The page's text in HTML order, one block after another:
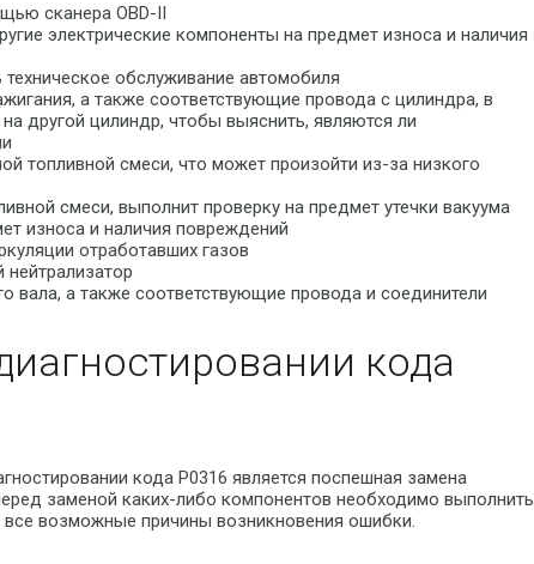
сканера OBD-II
электрические компоненты на предмет износа и наличия
обслуживание автомобиля
а также соответствующие провода с цилиндра, в
другой цилиндр, чтобы выяснить, являются ли
топливной смеси, что может произойти из-за низкого
смеси, выполнит проверку на предмет утечки вакуума
износа и наличия повреждений
отработавших газов
нейтрализатор
вала, а также соответствующие провода и соединители
кода
кода P0316 является поспешная замена
заменой каких-либо компонентов необходимо выполнить
возможные причины возникновения ошибки.